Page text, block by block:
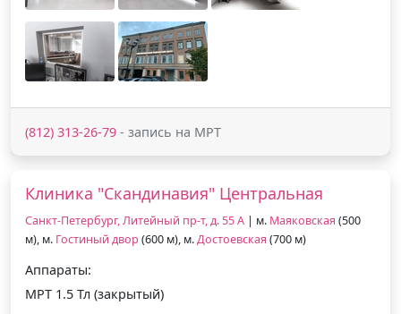
(812) 313-26-79 - запись на МРТ
Клиника "Скандинавия" Центральная
Санкт-Петербург, Литейный пр-т, д. 55 А | м. Маяковская (500
м), м. Гостиный двор (600 м), м.Достоевская (700 м)
Аппараты:
МРТ 1.5 Тл (закрытый)